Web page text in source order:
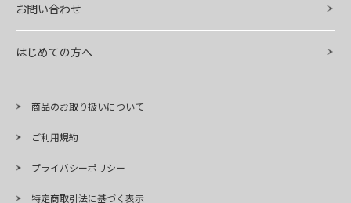
お問い合わせ
はじめての方へ
商品のお取り扱いについて
ご利用規約
プライバシーポリシー
特定商取引法に基づく表示